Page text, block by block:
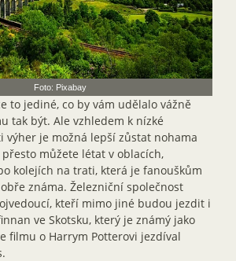
Foto: Pixabay
to jediné, co by vám udělalo vážně
tak být. Ale vzhledem k nízké
výher je možná lepší zůstat nohama
můžete létat v oblacích,
kolejích na trati, která je fanouškům
známa. Železniční společnost
kteří mimo jiné budou jezdit i
ve Skotsku, který je známý jako
filmu o Harrym Potterovi jezdíval